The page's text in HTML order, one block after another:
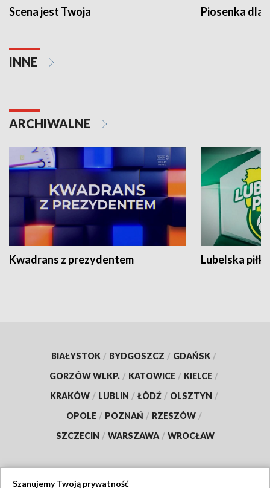
Scena jest Twoja Piosenka dla
INNE
ARCHIWALNE
Kwadrans z prezydentem Lubelska piłka
BIAŁYSTOK / BYDGOSZCZ / GDAŃSK /
GORZÓW WLKP. / KATOWICE / KIELCE /
KRAKÓW / LUBLIN / ŁÓDŹ / OLSZTYN /
OPOLE / POZNAŃ / RZESZÓW /
SZCZECIN / WARSZAWA / WROCŁAW
Szanujemy Twoją prywatność